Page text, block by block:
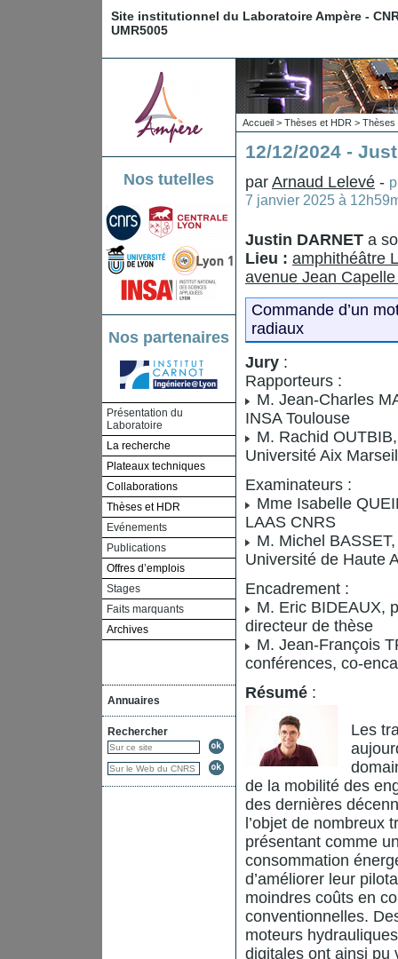
Site institutionnel du Laboratoire Ampère -
UMR5005
Nos tutelles
Nos partenaires
Présentation du
Laboratoire
La recherche
Plateaux techniques
Collaborations
Thèses et HDR
Evénements
Publications
Offres d’emplois
Stages
Faits marquants
Archives
Annuaires
Rechercher
Accueil > Thèses et HDR > Thèses
12/12/2024 -
par Arnaud Lelevé -
7 janvier 2025 à
Justin DARNET a
Lieu : amphithéâtre
avenue Jean
Commande d’un
radiaux
Jury :
Rapporteurs :
M. Jean-Charles
INSA Toulouse
M. Rachid
Université Aix
Examinateurs :
Mme Isabelle
LAAS CNRS
M. Michel
Université de Haute
Encadrement :
M. Eric BIDEAUX,
directeur de thèse
M. Jean-François
conférences, co-
Résumé :
Les
de la mobilité des
des dernières
l’objet de nombreux
présentant comme
consommation
d’améliorer leur
moindres coûts en
conventionnelles.
moteurs
digitales ont ainsi pu